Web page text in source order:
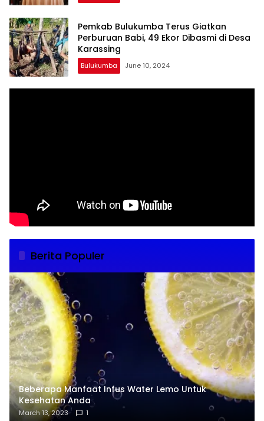
Pemkab Bulukumba Terus Giatkan
Perburuan Babi, 49 Ekor Dibasmi di Desa
Karassing
Bulukumba June 10, 2024
Berita Populer
Beberapa Manfaat Infus Water Lemo Untuk
Kesehatan Anda
March 13, 2023 1